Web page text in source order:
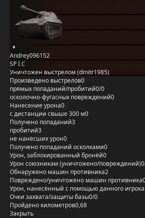
Andrey096152
SP I C
Уничтожен выстрелом (dmitr1985)
Произведено выстрелов0
прямых попаданий/пробитий0/0
осколочно-фугасных повреждений0
Нанесение урона0
с дистанции свыше 300 м0
Получено попаданий3
пробитий3
не нанёсших урон0
Получено попаданий осколками0
Урон, заблокированный бронёй0
Урон союзникам (уничтожено/повреждений)
Обнаружено машин противника2
Повреждено/уничтожено машин противника
Урон, нанесённый с помощью данного игрока
Очки захвата/защиты базы0/0
Пройдено километров0,68
Закрыть